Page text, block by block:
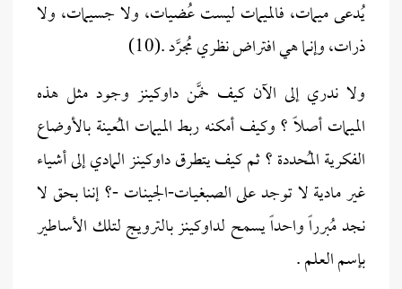
يُدعى ميمات، فالميمات ليست عُضيات، ولا جسيمات، ولا
ذرات، وإنما هي افتراض نظري مُجرَّد .(10)
ولا ندري إلى الآن كيف خمَّن داوكينز وجود مثل هذه
الميمات أصلاً ؟ وكيف أمكنه ربط الميمات المُعينة بالأوضاع
الفكرية المُحددة ؟ ثم كيف يتطرق داوكينز المادي إلى أشياء
غير مادية لا توجد على الصبغيـات-الجينـات -؟ إننا بحق لا
نجد مُبرراً واحداً يسمح لداوكينز بالترويج لتلك الأساطير
بإسم العلم .